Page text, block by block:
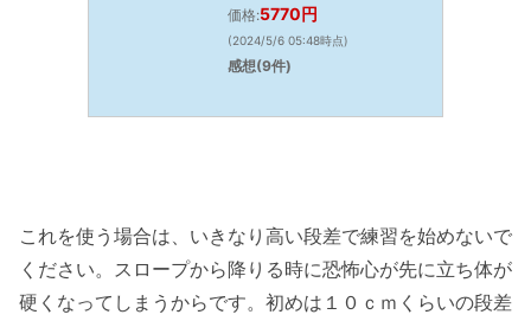
価格:5770円
(2024/5/6 05:48時点)
感想(9件)
これを使う場合は、いきなり高い段差で練習を始めないで
ください。スロープから降りる時に恐怖心が先に立ち体が
硬くなってしまうからです。初めは１０ｃｍくらいの段差